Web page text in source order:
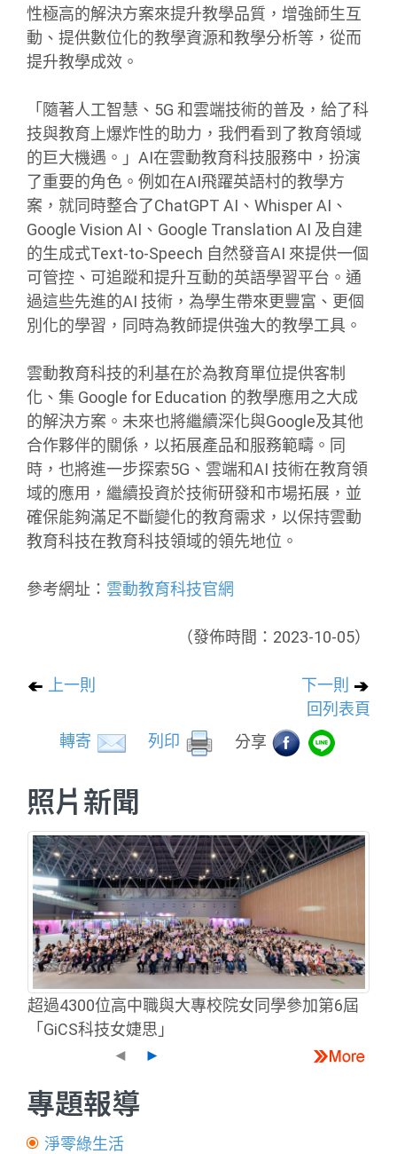
性極高的解決方案來提升教學品質，增強師生互
動、提供數位化的教學資源和教學分析等，從而
提升教學成效。
「隨著人工智慧、5G 和雲端技術的普及，給了科
技與教育上爆炸性的助力，我們看到了教育領域
的巨大機遇。」AI在雲動教育科技服務中，扮演
了重要的角色。例如在AI飛躍英語村的教學方
案，就同時整合了ChatGPT AI、Whisper AI、
Google Vision AI、Google Translation AI 及自建
的生成式Text-to-Speech 自然發音AI 來提供一個
可管控、可追蹤和提升互動的英語學習平台。通
過這些先進的AI 技術，為學生帶來更豐富、更個
別化的學習，同時為教師提供強大的教學工具。
雲動教育科技的利基在於為教育單位提供客制
化、集 Google for Education 的教學應用之大成
的解決方案。未來也將繼續深化與Google及其他
合作夥伴的關係，以拓展產品和服務範疇。同
時，也將進一步探索5G、雲端和AI 技術在教育領
域的應用，繼續投資於技術研發和市場拓展，並
確保能夠滿足不斷變化的教育需求，以保持雲動
教育科技在教育科技領域的領先地位。
參考網址： 雲動教育科技官網
（發佈時間：2023-10-05）
上一則
下一則
回列表頁
轉寄
列印 分享
照片新聞
超過4300位高中職與大專校院女同學參加第6屆
「GiCS科技女婕思」
◄
►
專題報導
淨零綠生活